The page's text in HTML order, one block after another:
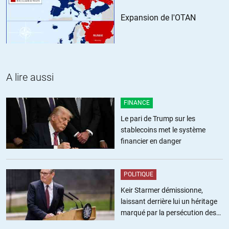
http://theeconomiccollapseblog.com/archives/bill-kristol-
announces-that-there-will-be-an-independent-candidate-to-
sabotage-donald-trump
Chris//
Les US en parlent depuis des semaines et de nombreux noms ont
été avancés.
ALERTER
Cognominal//01.06.2016 à 17h23
Sans vouloir autrement comparer Trump à Kennedy, il ne serait pas
le premier président qui dérange les puissants qui se fasse
opportunément assassiner par un « tireur isolé » ™.
Expansion de l'OTAN
A lire aussi
FINANCE
Le pari de Trump sur les
stablecoins met le système
financier en danger
POLITIQUE
Keir Starmer démissionne,
laissant derrière lui un héritage
marqué par la persécution des